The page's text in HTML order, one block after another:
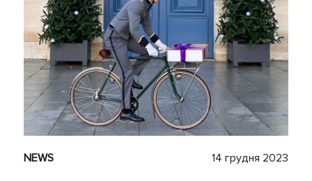
NEWS 14 грудня 2023